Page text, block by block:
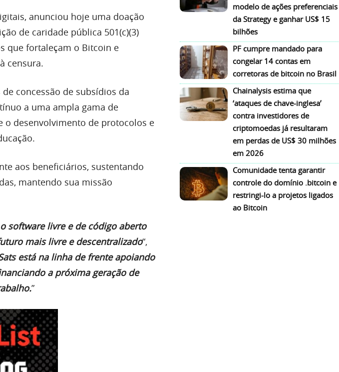
anunciou hoje uma doação
de caridade pública 501(c)(3)
que fortaleçam o Bitcoin e
censura.
concessão de subsídios da
a uma ampla gama de
o desenvolvimento de protocolos e
aos beneficiários, sustentando
mantendo sua missão
software livre e de código aberto
mais livre e descentralizado“,
está na linha de frente apoiando
a próxima geração de
”
modelo de ações preferenciais
da Strategy e ganhar US$ 15
bilhões
PF cumpre mandado para
congelar 14 contas em
corretoras de bitcoin no Brasil
Chainalysis estima que
‘ataques de chave-inglesa’
contra investidores de
criptomoedas já resultaram
em perdas de US$ 30 milhões
em 2026
Comunidade tenta garantir
controle do domínio .bitcoin e
restringi-lo a projetos ligados
ao Bitcoin